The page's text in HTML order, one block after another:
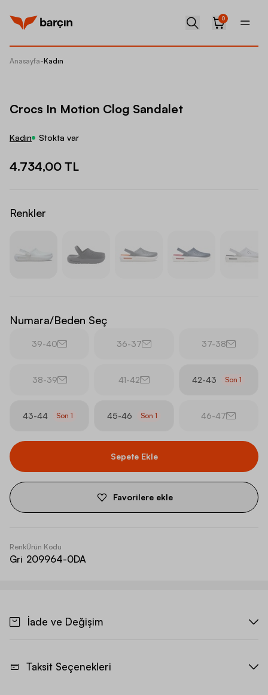
0
Anasayfa-Kadın
Crocs In Motion Clog Sandalet
Kadın Stokta var
4.734,00 TL
Renkler
Numara/Beden Seç
39-40 36-37 37-38
38-39 41-42 42-43 Son 1
43-44 Son 1 45-46 Son 1 46-47
Sepete Ekle
Favorilere ekle
Renk
Gri
Ürün Kodu
209964-0DA
İade ve Değişim
Taksit Seçenekleri